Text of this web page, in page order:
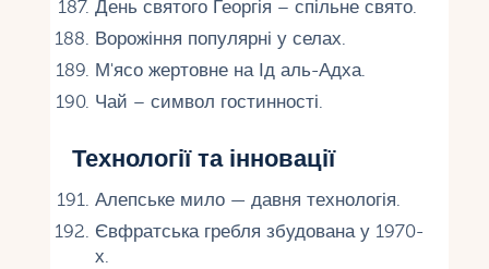
День святого Георгія – спільне свято.
Ворожіння популярні у селах.
М'ясо жертовне на Ід аль-Адха.
Чай – символ гостинності.
Технології та інновації
Алепське мило — давня технологія.
Євфратська гребля збудована у 1970-
х.